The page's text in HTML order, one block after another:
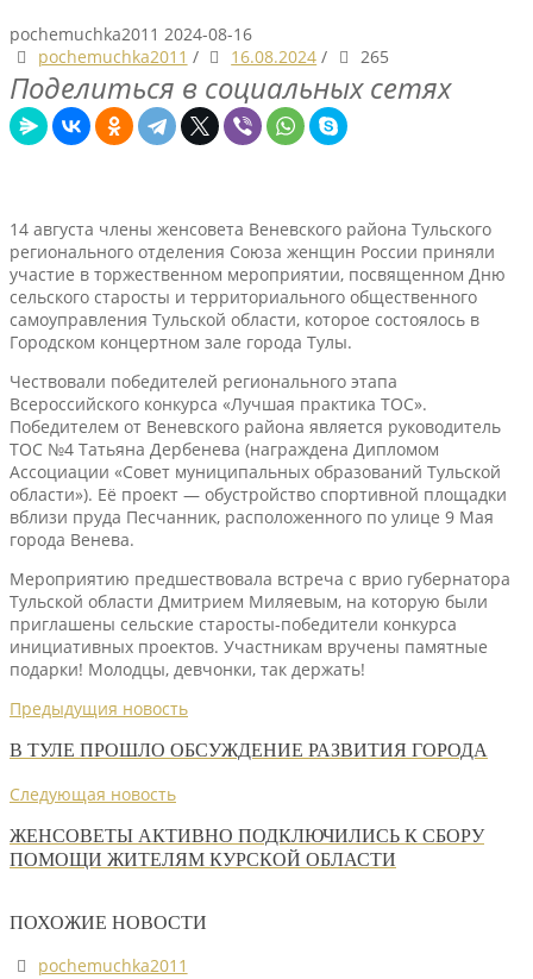
pochemuchka2011 2024-08-16
pochemuchka2011 / 16.08.2024 / 265
Поделиться в социальных сетях
14 августа члены женсовета Веневского района Тульского
регионального отделения Союза женщин России приняли
участие в торжественном мероприятии, посвященном Дню
сельского старосты и территориального общественного
самоуправления Тульской области, которое состоялось в
Городском концертном зале города Тулы.
Чествовали победителей регионального этапа
Всероссийского конкурса «Лучшая практика ТОС».
Победителем от Веневского района является руководитель
ТОС №4 Татьяна Дербенева (награждена Дипломом
Ассоциации «Совет муниципальных образований Тульской
области»). Её проект — обустройство спортивной площадки
вблизи пруда Песчанник, расположенного по улице 9 Мая
города Венева.
Мероприятию предшествовала встреча с врио губернатора
Тульской области Дмитрием Миляевым, на которую были
приглашены сельские старосты-победители конкурса
инициативных проектов. Участникам вручены памятные
подарки! Молодцы, девчонки, так держать!
Предыдущия новость
В ТУЛЕ ПРОШЛО ОБСУЖДЕНИЕ РАЗВИТИЯ ГОРОДА
Следующая новость
ЖЕНСОВЕТЫ АКТИВНО ПОДКЛЮЧИЛИСЬ К СБОРУ
ПОМОЩИ ЖИТЕЛЯМ КУРСКОЙ ОБЛАСТИ
ПОХОЖИЕ НОВОСТИ
pochemuchka2011